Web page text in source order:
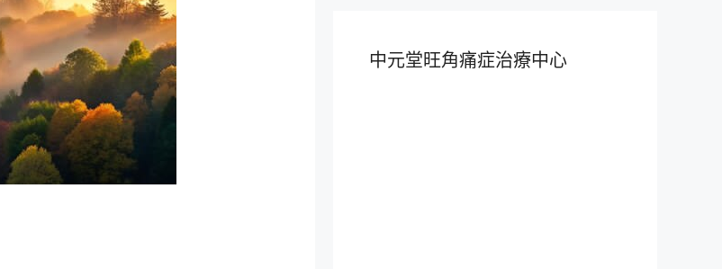
中元堂旺角痛症治療中心